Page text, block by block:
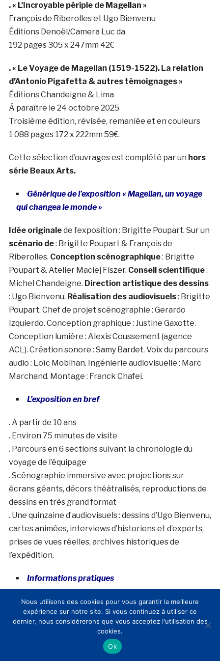
. « L’Incroyable périple de Magellan »
François de Riberolles et Ugo Bienvenu
Éditions Denoël/Camera Luc da
192 pages 305 x 247mm 42€
. « Le Voyage de Magellan (1519-1522). La relation
d’Antonio Pigafetta & autres témoignages »
Éditions Chandeigne & Lima
À paraître le 24 octobre 2025
Troisième édition, révisée, remaniée et en couleurs
1 088 pages 172 x 222mm 59€.
Cette sélection d’ouvrages est complété par un hors
série Beaux Arts.
Générique de l’exposition « Magellan, un voyage
qui changea le monde »
Idée originalede l’exposition : Brigitte Poupart. Sur un
scénario de: Brigitte Poupart & François de
Riberolles. Conception scénographique: Brigitte
Poupart & Atelier Maciej Fiszer. Conseil scientifique:
Michel Chandeigne. Direction artistique des dessins
: Ugo Bienvenu. Réalisation des audiovisuels: Brigitte
Poupart. Chef de projet scénographie : Gerardo
Izquierdo. Conception graphique : Justine Gaxotte.
Conception lumière : Alexis Coussement (agence
ACL). Création sonore : Samy Bardet. Voix du parcours
audio : Loïc Mobihan. Ingénierie audiovisuelle : Marc
Marchand. Montage : Franck Chafei.
L’exposition en bref
. A partir de 10 ans
. Environ 75 minutes de visite
. Parcours en 6 sections suivant la chronologie du
voyage de l’équipage
. Scénographie immersive avec projections sur
écrans géants, décors théâtralisés, reproductions de
dessins en très grand format
. Une quinzaine d’audiovisuels : dessins d’Ugo Bienvenu,
cartes animées, interviews d’historiens et d’experts,
prises de vues réelles, archives historiques de
l’expédition.
Informations pratiques
Ouvert tous les jours de 11h à 19h, sauf le mardi.
Nocturne le jeudi jusqu’à 22h
Fermé le 1er janvier, 1er mai, 14 juillet et 25 décembre.
Fermeture anticipée à 17h les 24 et 31 décembre
Accueil des groupes à partir de 9h30 du lundi au
Nous utilisons des cookies pour vous garantir la meilleure
expérience sur notre site. Si vous continuez à utiliser ce
dernier, nous considérerons que vous acceptez l'utilisation des
cookies.
Ok